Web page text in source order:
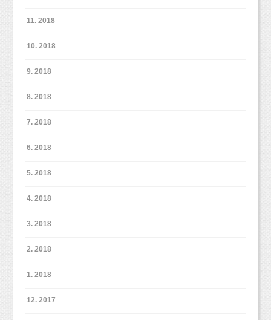
11. 2018
10. 2018
9. 2018
8. 2018
7. 2018
6. 2018
5. 2018
4. 2018
3. 2018
2. 2018
1. 2018
12. 2017